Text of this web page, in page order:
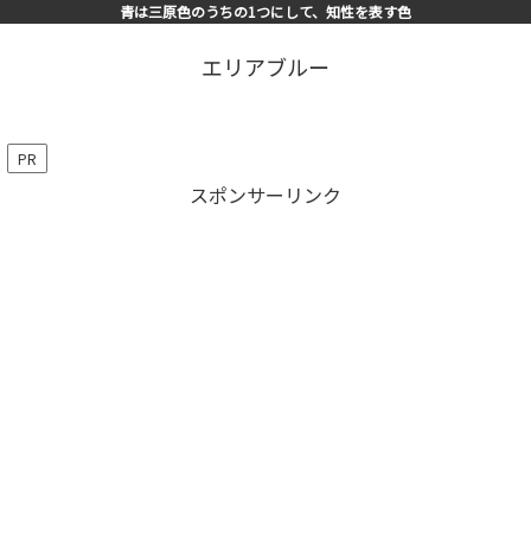
青は三原色のうちの1つにして、知性を表す色
エリアブルー
PR
スポンサーリンク